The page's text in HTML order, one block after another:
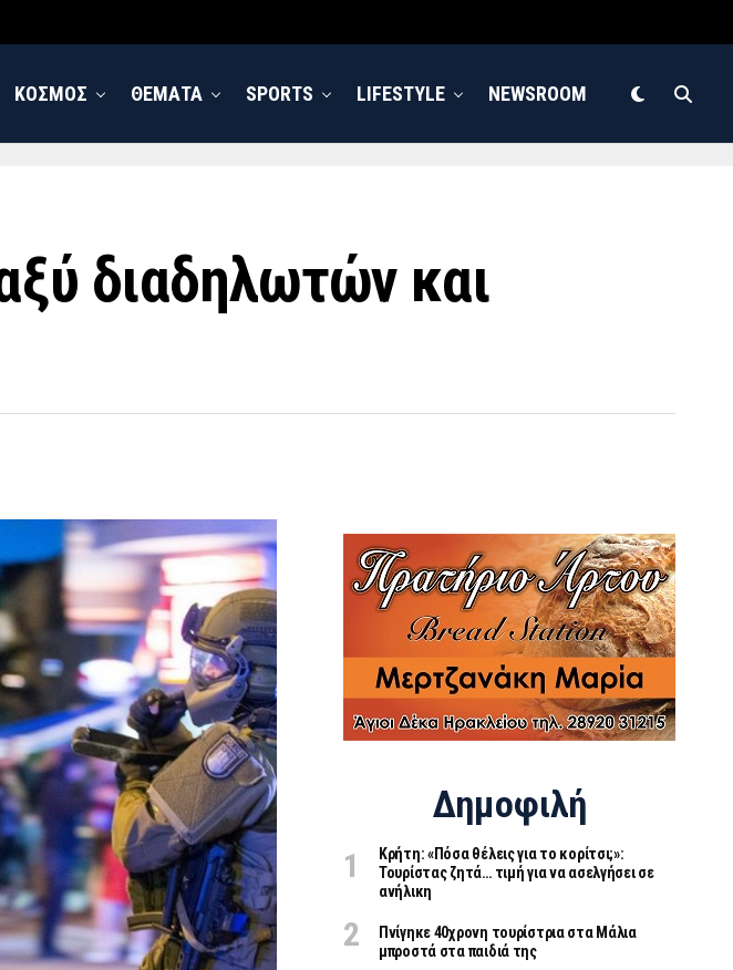
ΚΟΣΜΟΣ ΘΕΜΑΤΑ SPORTS LIFESTYLE NEWSROOM
διαδηλωτών και
Δημοφιλή
Κρήτη: «Πόσα θέλεις για το κορίτσι;»:
Τουρίστας ζητά… τιμή για να ασελγήσει σε
ανήλικη
Πνίγηκε 40χρονη τουρίστρια στα Μάλια
μπροστά στα παιδιά της